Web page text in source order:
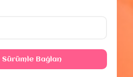
Sürümle Bağlan